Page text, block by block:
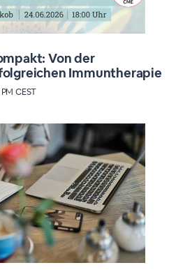
Von der
Immuntherapie
CEST